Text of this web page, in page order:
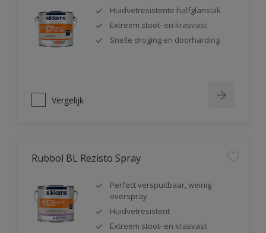
Huidvetresistente halfglanslak
Extreem stoot- en krasvast
Snelle droging en doorharding
Vergelijk
Rubbol BL Rezisto Spray
Perfect verspuitbaar, weinig
overspray
Huidvetresistent
Extreem stoot- en krasvast